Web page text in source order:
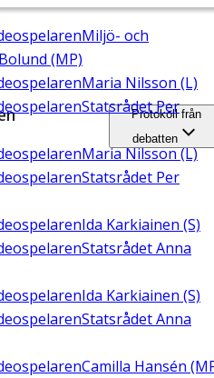
Miljö- och
(MP)
Maria Nilsson (L)
Statsrådet Per
Maria Nilsson (L)
Statsrådet Per
Ida Karkiainen (S)
Statsrådet Anna
Ida Karkiainen (S)
Statsrådet Anna
Camilla Hansén
Protokoll från
debatten